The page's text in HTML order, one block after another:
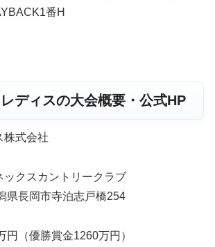
番H
ディスの大会概要・公式HP
株式会社
ックスカントリークラブ
長岡市寺泊志戸橋254
円（優勝賞金1260万円）